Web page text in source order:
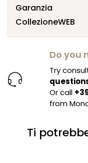
Garanzia
CollezioneWEB
Do you
Try
Or call
from
Ti